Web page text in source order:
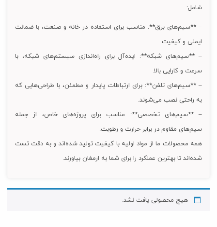
شامل:
– **سیم‌های برق**: مناسب برای استفاده در خانه و صنعت، با ضمانت
ایمنی و کیفیت.
– **سیم‌های شبکه**: ایده‌آل برای راه‌اندازی سیستم‌های شبکه، با
سرعت و کارایی بالا.
– **سیم‌های تلفن**: برای ارتباطات پایدار و مطمئن، با طراحی‌هایی که
به راحتی نصب می‌شوند.
– **سیم‌های تخصصی**: مناسب برای پروژه‌های خاص، از جمله
سیم‌های مقاوم در برابر حرارت و رطوبت.
همه محصولات ما از مواد اولیه با کیفیت تولید شده‌اند و به دقت تست
شده‌اند تا بهترین عملکرد را برای شما به ارمغان بیاورند.
هیچ محصولی یافت نشد.